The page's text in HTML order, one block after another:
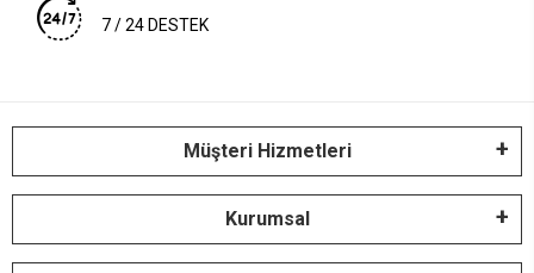
7 / 24 DESTEK
Müşteri Hizmetleri
Kurumsal